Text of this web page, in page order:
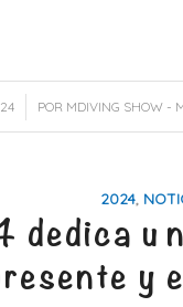
POR MDIVING SHOW -
2024,
y